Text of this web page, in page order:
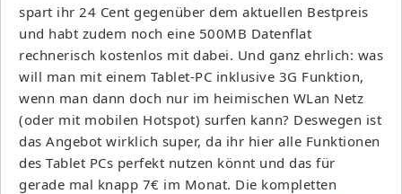
spart ihr 24 Cent gegenüber dem aktuellen Bestpreis
und habt zudem noch eine 500MB Datenflat
rechnerisch kostenlos mit dabei. Und ganz ehrlich: was
will man mit einem Tablet-PC inklusive 3G Funktion,
wenn man dann doch nur im heimischen WLan Netz
(oder mit mobilen Hotspot) surfen kann? Deswegen ist
das Angebot wirklich super, da ihr hier alle Funktionen
des Tablet PCs perfekt nutzen könnt und das für
gerade mal knapp 7€ im Monat. Die kompletten